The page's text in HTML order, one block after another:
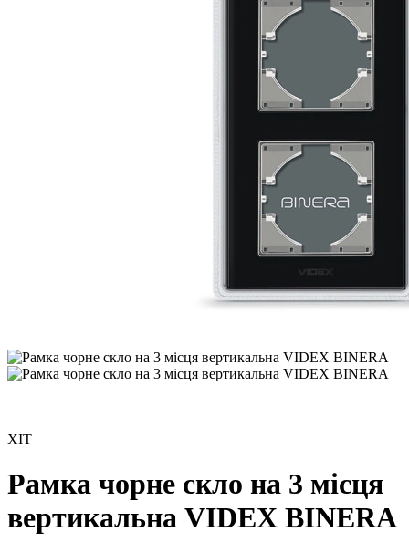
ХІТ
Рамка чорне скло на 3 місця
вертикальна VIDEX BINERA